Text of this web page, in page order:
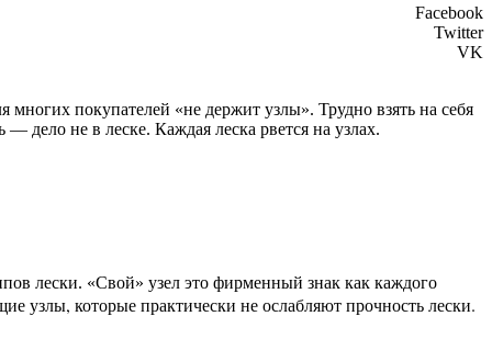
Facebook
Twitter
VK
покупателей «не держит узлы». Трудно взять на себя
дело не в леске. Каждая леска рвется на узлах.
лески. «Свой» узел это фирменный знак как каждого
е узлы, которые практически не ослабляют прочность лески.